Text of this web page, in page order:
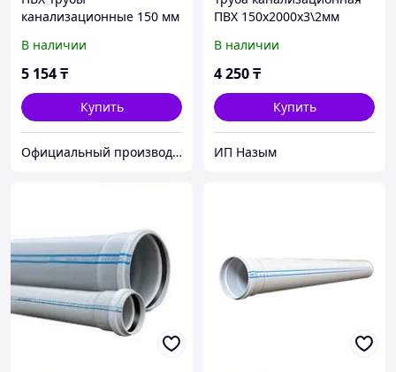
канализационные 150 мм
(метровые)
В наличии
5 154₸
Купить
Официальный производитель и дистрибьютор пластиковых труб Deniz и оконного профиля Wuko
ПВХ 150х2000х3\2мм
В наличии
4 250₸
Купить
ИП Назым